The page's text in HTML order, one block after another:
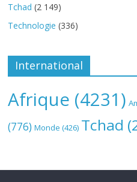
Tchad (2 149)
Technologie (336)
International
Afrique (4231)
(776) Monde (426) Tchad